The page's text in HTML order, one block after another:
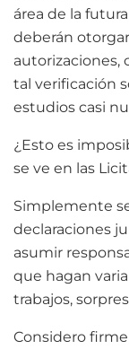
área de la
deberán
autorizaciones,
tal verificación
estudios casi
¿Esto es
se ve en las
Simplemente
declaraciones
asumir
que hagan
trabajos,
Considero